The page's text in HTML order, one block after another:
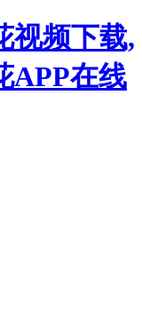
视频下载,
APP在线